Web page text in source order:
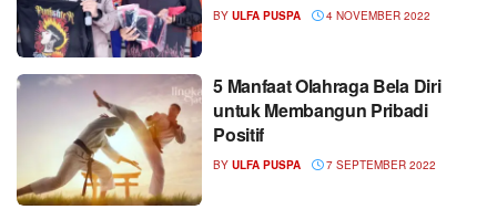
BY ULFA PUSPA 4 NOVEMBER 2022
5 Manfaat Olahraga Bela Diri
untuk Membangun Pribadi
Positif
BY ULFA PUSPA 7 SEPTEMBER 2022